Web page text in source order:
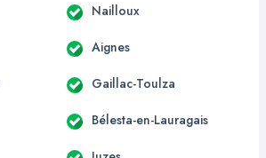
Nailloux
Aignes
Gaillac-Toulza
Bélesta-en-Lauragais